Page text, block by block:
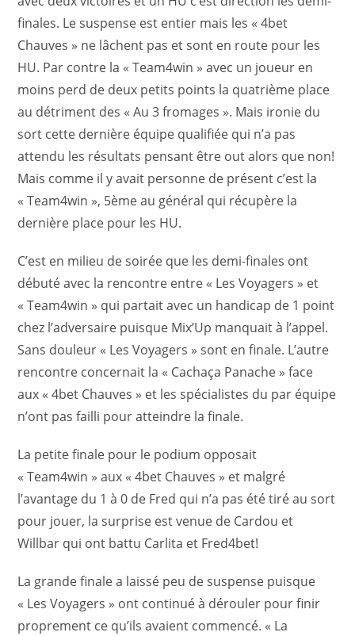
finales. Le suspense est entier mais les « 4bet
Chauves » ne lâchent pas et sont en route pour les
HU. Par contre la « Team4win » avec un joueur en
moins perd de deux petits points la quatrième place
au détriment des « Au 3 fromages ». Mais ironie du
sort cette dernière équipe qualifiée qui n’a pas
attendu les résultats pensant être out alors que non!
Mais comme il y avait personne de présent c’est la
« Team4win », 5ème au général qui récupère la
dernière place pour les HU.
C’est en milieu de soirée que les demi-finales ont
débuté avec la rencontre entre « Les Voyagers » et
« Team4win » qui partait avec un handicap de 1 point
chez l’adversaire puisque Mix’Up manquait à l’appel.
Sans douleur « Les Voyagers » sont en finale. L’autre
rencontre concernait la « Cachaça Panache » face
aux « 4bet Chauves » et les spécialistes du par équipe
n’ont pas failli pour atteindre la finale.
La petite finale pour le podium opposait
« Team4win » aux « 4bet Chauves » et malgré
l’avantage du 1 à 0 de Fred qui n’a pas été tiré au sort
pour jouer, la surprise est venue de Cardou et
Willbar qui ont battu Carlita et Fred4bet!
La grande finale a laissé peu de suspense puisque
« Les Voyagers » ont continué à dérouler pour finir
proprement ce qu’ils avaient commencé. « La